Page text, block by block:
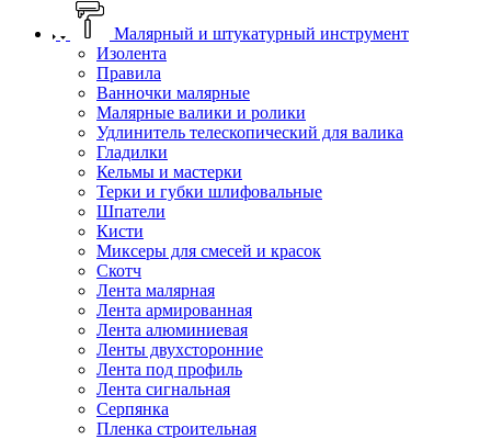
Малярный и штукатурный инструмент
Изолента
Правила
Ванночки малярные
Малярные валики и ролики
Удлинитель телескопический для валика
Гладилки
Кельмы и мастерки
Терки и губки шлифовальные
Шпатели
Кисти
Миксеры для смесей и красок
Скотч
Лента малярная
Лента армированная
Лента алюминиевая
Ленты двухсторонние
Лента под профиль
Лента сигнальная
Серпянка
Пленка строительная